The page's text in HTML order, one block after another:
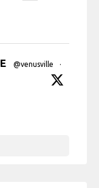
@venusville
·